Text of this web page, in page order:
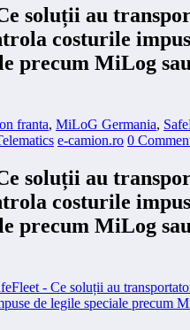
soluții au
costurile
precum MiLog sau
franta, MiLoG Germania,
e-camion.ro 0
soluții au
costurile
precum MiLog sau